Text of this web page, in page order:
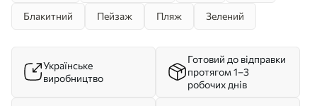
Блакитний Пейзаж Пляж Зелений
Українське
виробництво
Готовий до відправки
протягом 1–3
робочих днів